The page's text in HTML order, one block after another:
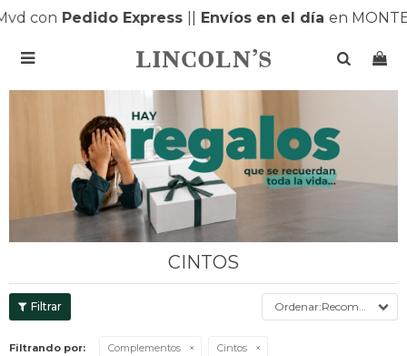
conPedido Express||Envíos en el díaen

CINTOS
Recomendados
Filtrando por: Complementos
Cintos